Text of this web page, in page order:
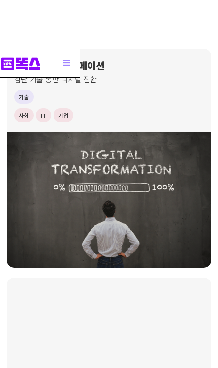
디지털 트랜스포메이션
첨단 기술 통한 디지털 전환
기술
사회 IT 기업